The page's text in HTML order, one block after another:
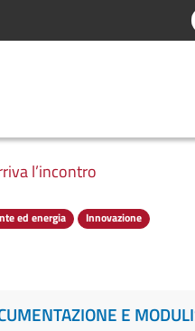
l’incontro
ed energia Innovazione
E